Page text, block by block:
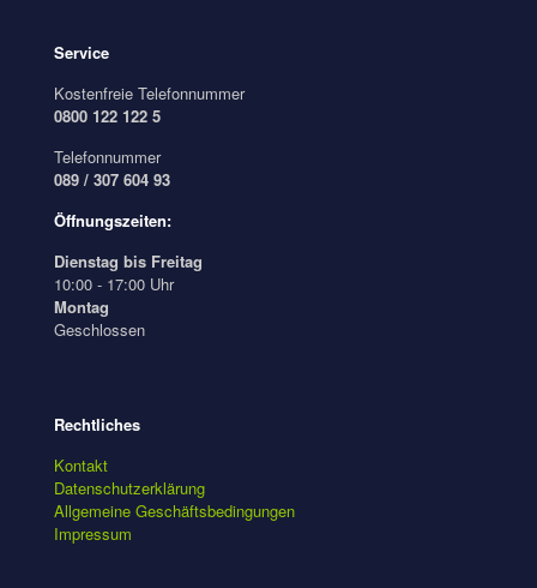
Service
Kostenfreie Telefonnummer
0800 122 122 5
Telefonnummer
089 / 307 604 93
Öffnungszeiten:
Dienstag bis Freitag
10:00 - 17:00 Uhr
Montag
Geschlossen
Rechtliches
Kontakt
Datenschutzerklärung
Allgemeine Geschäftsbedingungen
Impressum